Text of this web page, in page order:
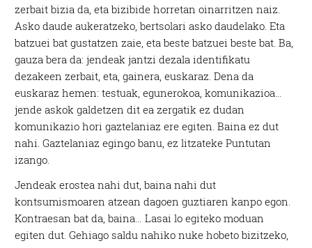
zerbait bizia da, eta bizibide horretan oinarritzen naiz.
Asko daude aukeratzeko, bertsolari asko daudelako. Eta
batzuei bat gustatzen zaie, eta beste batzuei beste bat. Ba,
gauza bera da: jendeak jantzi dezala identifikatu
dezakeen zerbait, eta, gainera, euskaraz. Dena da
euskaraz hemen: testuak, egunerokoa, komunikazioa…
jende askok galdetzen dit ea zergatik ez dudan
komunikazio hori gaztelaniaz ere egiten. Baina ez dut
nahi. Gaztelaniaz egingo banu, ez litzateke Puntutan
izango.
Jendeak erostea nahi dut, baina nahi dut
kontsumismoaren atzean dagoen guztiaren kanpo egon.
Kontraesan bat da, baina… Lasai lo egiteko moduan
egiten dut. Gehiago saldu nahiko nuke hobeto bizitzeko,